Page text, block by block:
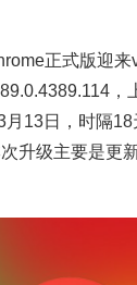
正式版迎
，
月13日，时隔
升级主要是更